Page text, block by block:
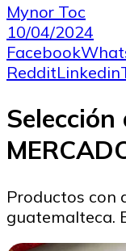
Mynor Toc
10/04/2024
Facebook
RedditLinkedin
Productos con
guatemalteca.